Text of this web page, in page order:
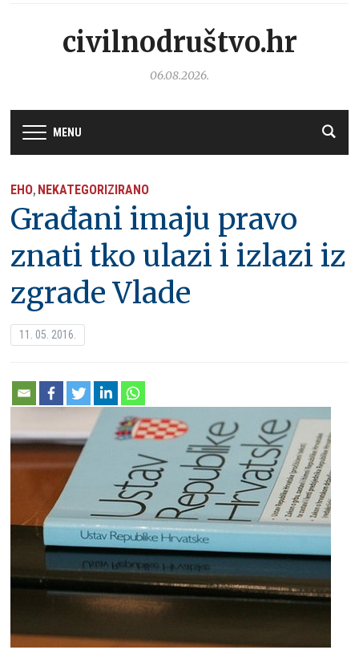
civilnodruštvo.hr
06.08.2026.
MENU
EHO, NEKATEGORIZIRANO
Građani imaju pravo
znati tko ulazi i izlazi iz
zgrade Vlade
11. 05. 2016.